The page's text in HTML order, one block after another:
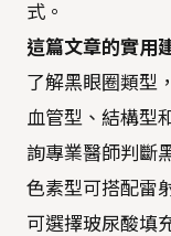
式。
這篇文章的實用
了解黑眼圈類型
血管型、結構型
詢專業醫師判斷
色素型可搭配雷
可選擇玻尿酸填